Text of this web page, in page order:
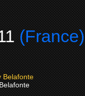
(France)